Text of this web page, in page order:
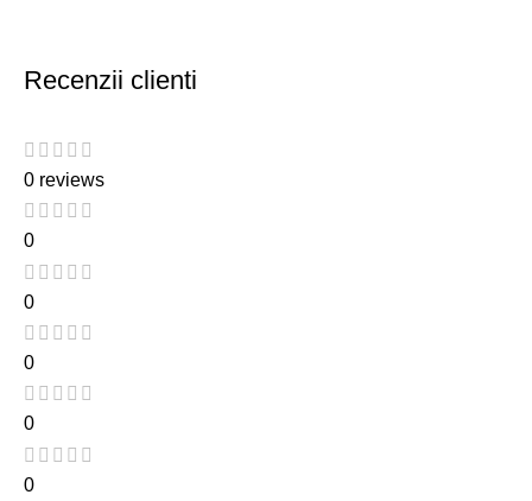
Recenzii clienti
0 reviews
0
0
0
0
0